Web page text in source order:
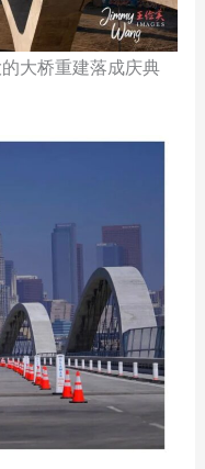
大桥重建落成庆典